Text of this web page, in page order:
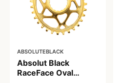
ABSOLUTEBLACK
Absolut Black
RaceFace Oval